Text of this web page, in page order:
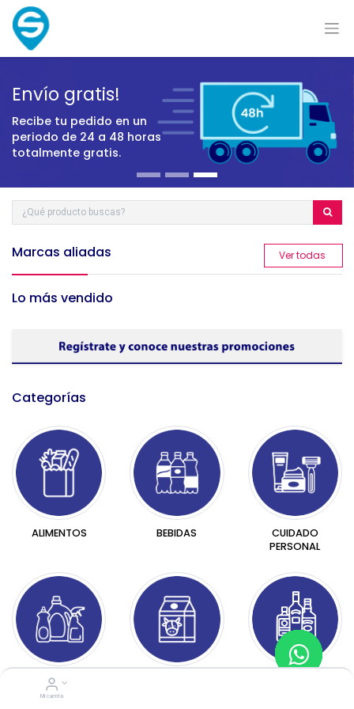
Mi cuenta
Envío gratis!
Recibe tu pedido en un
periodo de 24 a 48 horas
totalmente gratis.
Marcas aliadas ​Ver todas
Lo más vendido
Categorías​
ALIMENTOS BEBIDAS
CUIDADO
PERSONAL
HOGAR